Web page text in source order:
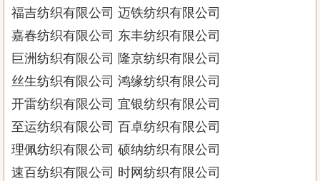
福吉纺织有限公司 迈铁纺织有限公司
嘉春纺织有限公司 东丰纺织有限公司
巨洲纺织有限公司 隆京纺织有限公司
丝生纺织有限公司 鸿缘纺织有限公司
开雷纺织有限公司 宜银纺织有限公司
至运纺织有限公司 百卓纺织有限公司
理佩纺织有限公司 硕纳纺织有限公司
速百纺织有限公司 时网纺织有限公司